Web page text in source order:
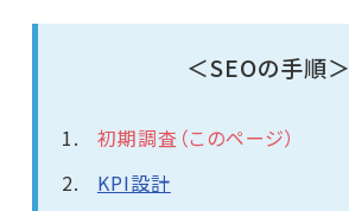
＜SEOの手順＞
初期調査（このページ）
KPI設計